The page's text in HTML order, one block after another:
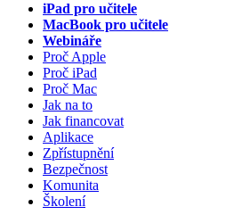
iPad pro učitele
MacBook pro učitele
Webináře
Proč Apple
Proč iPad
Proč Mac
Jak na to
Jak financovat
Aplikace
Zpřístupnění
Bezpečnost
Komunita
Školení